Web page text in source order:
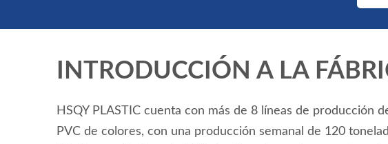
INTRODUCCIÓN A LA
HSQY PLASTIC cuenta con más de 8 líneas de producción
PVC de colores, con una producción semanal de 120